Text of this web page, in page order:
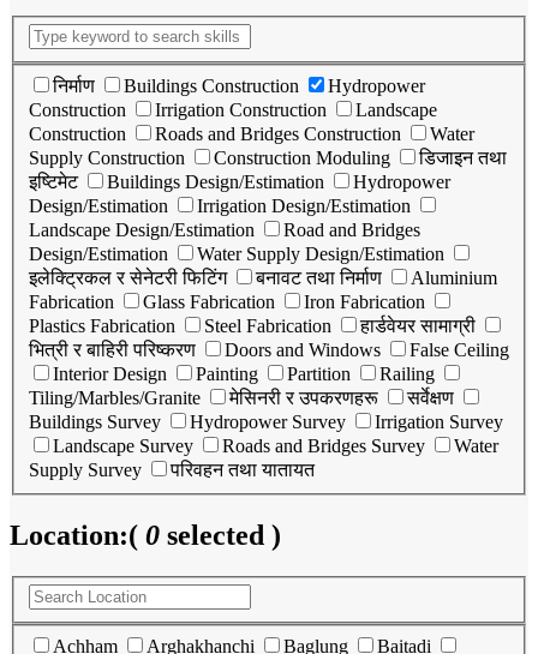
निर्माण Buildings Construction
Hydropower
Construction
Irrigation Construction
Landscape
Construction
Roads and Bridges Construction
Water
Supply Construction
Construction Moduling
डिजाइन तथा
इष्टिमेट
Buildings Design/Estimation
Hydropower
Design/Estimation
Irrigation Design/Estimation
Landscape Design/Estimation
Road and Bridges
Design/Estimation
Water Supply Design/Estimation
इलेक्ट्रिकल र सेनेटरी फिटिंग
बनावट तथा निर्माण
Aluminium
Fabrication
Glass Fabrication
Iron Fabrication
Plastics Fabrication
Steel Fabrication
हार्डवेयर सामाग्री
भित्री र बाहिरी परिष्करण
Doors and Windows
False Ceiling
Interior Design
Painting Partition
Railing
Tiling/Marbles/Granite
मेसिनरी र उपकरणहरू
सर्वेक्षण
Buildings Survey
Hydropower Survey
Irrigation Survey
Landscape Survey
Roads and Bridges Survey
Water
Supply Survey
परिवहन तथा यातायत
Location:( 0 selected )
Achham Arghakhanchi Baglung Baitadi